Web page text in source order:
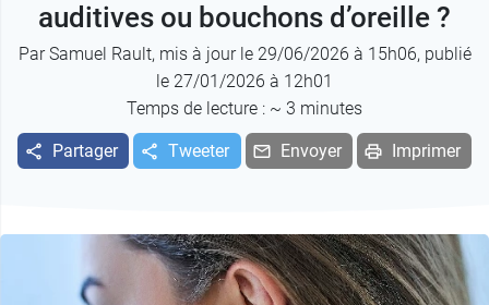
auditives ou bouchons d’oreille ?
ParSamuel Rault, mis à jour le 29/06/2026 à 15h06, publié
le 27/01/2026 à 12h01
Temps de lecture : ~ 3 minutes
Partager Tweeter Envoyer Imprimer